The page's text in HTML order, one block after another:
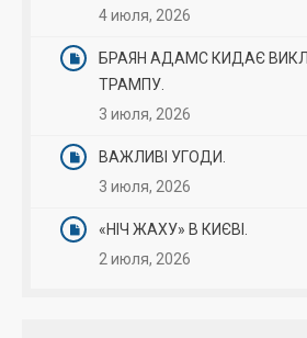
4 июля, 2026
БРАЯН АДАМС КИДАЄ
ТРАМПУ.
3 июля, 2026
ВАЖЛИВІ УГОДИ.
3 июля, 2026
«НІЧ ЖАХУ» В КИЄВІ.
2 июля, 2026